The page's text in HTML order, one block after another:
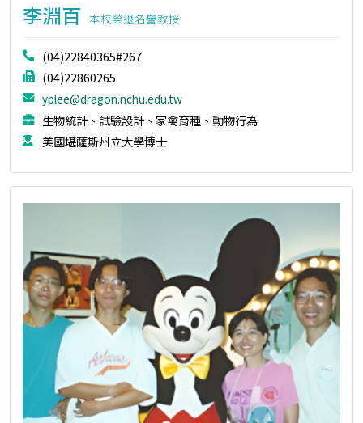
李淵百 本校榮退名譽教授
(04)22840365#267
(04)22860265
yplee@dragon.nchu.edu.tw
生物統計、試驗設計、家禽育種、動物行為
美國堪薩斯州立大學博士